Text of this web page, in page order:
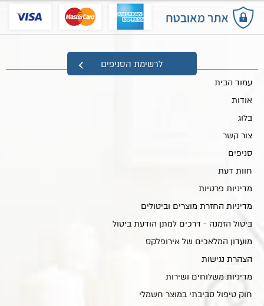
לרשימת הסניפים
מפת אתר
עמוד הבית
אודות
בלוג
צור קשר
סניפים
חוות דעת
מדיניות פרטיות
מדיניות החזרת מוצרים וביטולים
ביטול הזמנה - דרכים למתן הודעת ביטול
מועדון המלאכים של אירופלקס
הצהרת נגישות
מדיניות משלוחים ושירות
חוק טיפול סביבתי במוצר חשמלי